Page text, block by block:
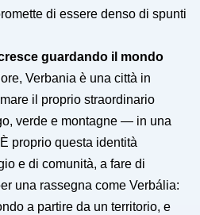
di essere denso di spunti
guardando il mondo
Verbania è una città in
il proprio straordinario
verde e montagne — in una
proprio questa identità
e di comunità, a fare di
una rassegna come Verbália:
a partire da un territorio, e